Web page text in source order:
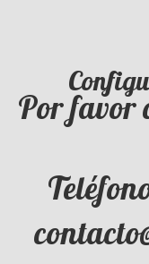
Por favor